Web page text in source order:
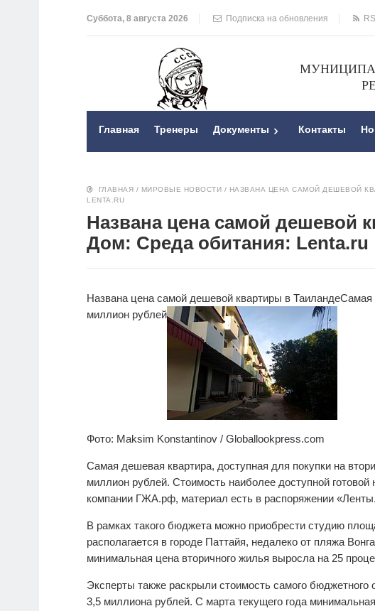
Суббота, 8 августа 2026 Подписка на обновления
Главная Тренеры Документы Контакты
ГЛАВНАЯ / МИРОВЫЕ НОВОСТИ / НАЗВАНА ЦЕНА САМОЙ ДЕШЕВОЙ
LENTA.RU
Названа цена самой дешевой
Дом: Среда обитания: Lenta.ru
Названа цена самой дешевой квартиры в ТаиландеСамая
миллион рублей
Фото: Maksim Konstantinov / Globallookpress.com
Самая дешевая квартира, доступная для покупки на
миллион рублей. Стоимость наиболее доступной
компании ГЖА.рф, материал есть в распоряжении
В рамках такого бюджета можно приобрести студию
располагается в городе Паттайя, недалеко от пляжа
минимальная цена вторичного жилья выросла на 25
Эксперты также раскрыли стоимость самого
3,5 миллиона рублей. С марта текущего года